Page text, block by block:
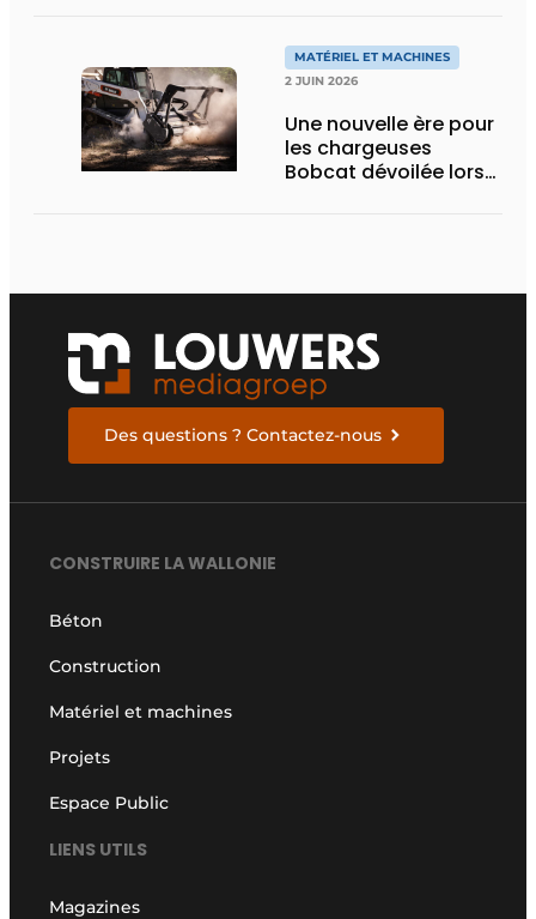
eActros Lowliner
MATÉRIEL ET MACHINES
2 JUIN 2026
Une nouvelle ère pour
les chargeuses
Bobcat dévoilée lors
Des questions ? Contactez-nous
CONSTRUIRE LA WALLONIE
Béton
Construction
Matériel et machines
Projets
Espace Public
LIENS UTILS
Magazines